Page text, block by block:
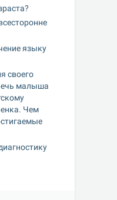
языку
своего
малыша
Чем